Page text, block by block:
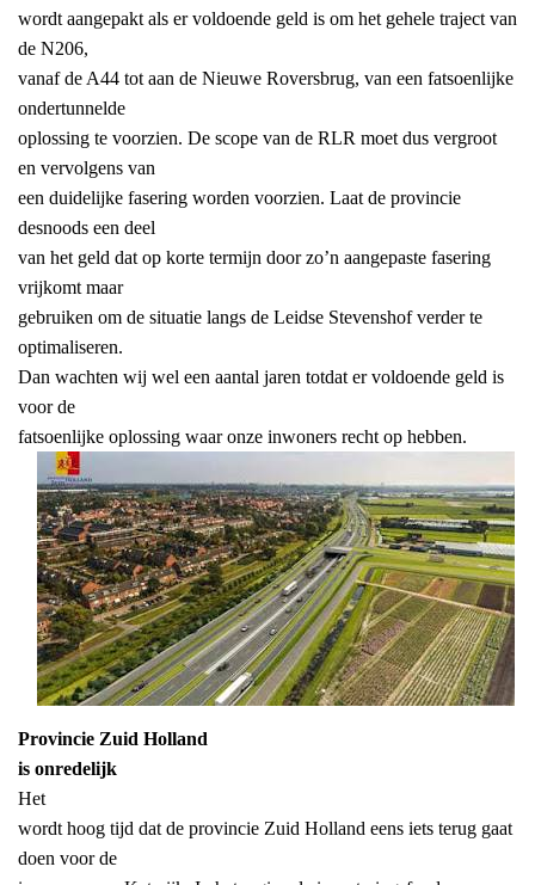
wordt aangepakt als er voldoende geld is om het gehele traject van
de N206,
vanaf de A44 tot aan de Nieuwe Roversbrug, van een fatsoenlijke
ondertunnelde
oplossing te voorzien. De scope van de RLR moet dus vergroot
en vervolgens van
een duidelijke fasering worden voorzien. Laat de provincie
desnoods een deel
van het geld dat op korte termijn door zo’n aangepaste fasering
vrijkomt maar
gebruiken om de situatie langs de Leidse Stevenshof verder te
optimaliseren.
Dan wachten wij wel een aantal jaren totdat er voldoende geld is
voor de
fatsoenlijke oplossing waar onze inwoners recht op hebben.
Provincie Zuid Holland
is onredelijk
Het
wordt hoog tijd dat de provincie Zuid Holland eens iets terug gaat
doen voor de